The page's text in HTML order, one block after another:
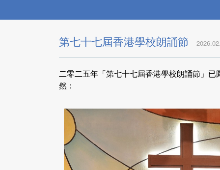
第七十七屆香港學校朗誦節
二零二五年「第七十七屆香港學校朗誦節」
然：